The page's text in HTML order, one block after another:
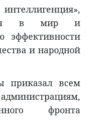
в мир и
эффективности
и народной
приказал всем
фронта